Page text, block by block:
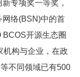
专项奖一等奖，
络(BSN)中的首
开源生态圈
机构与企业，在政
不同领域已有500